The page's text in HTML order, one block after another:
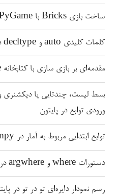
ساخت بازی Bricks با PyGame
کلمات کلیدی auto و decltype در C++
مقدمه‌ای بر بازی سازی با کتابخانه PyGame
بسط لیست، چندتایی یا دیکشنری و
ورودی توابع در پایتون
توابع ابتدایی مربوط به آمار در numpy
دستورات where و argwhere در پایتون
رسم نمودار دایره‌ای تو در تو در